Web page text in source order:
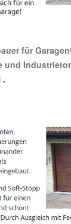
für
und
.